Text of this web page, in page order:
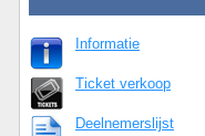
Informatie
Ticket verkoop
Deelnemerslijst